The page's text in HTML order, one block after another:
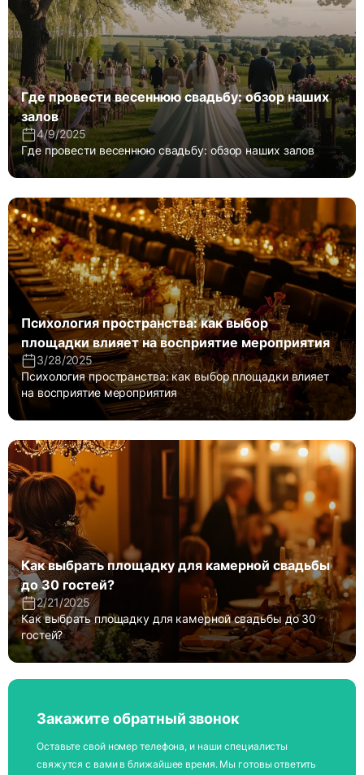
Где провести весеннюю свадьбу: обзор наших
залов
4/9/2025
Где провести весеннюю свадьбу: обзор наших залов
Психология пространства: как выбор
площадки влияет на восприятие мероприятия
3/28/2025
Психология пространства: как выбор площадки влияет
на восприятие мероприятия
Как выбрать площадку для камерной свадьбы
до 30 гостей?
2/21/2025
Как выбрать площадку для камерной свадьбы до 30
гостей?
Закажите обратный звонок
Оставьте свой номер телефона, и наши специалисты
свяжутся с вами в ближайшее время. Мы готовы ответить